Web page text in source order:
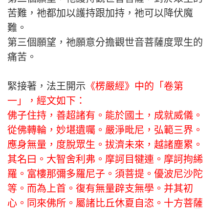
苦難，祂都加以護持跟加持，祂可以降伏魔
難。
第三個願望，祂願意分擔觀世音菩薩度眾生的
痛苦。
緊接著，法王開示 《楞嚴經》中的「卷第
一」，經文如下：
佛子住持，善超諸有。能於國土，成就威儀。
從佛轉輪，妙堪遺囑。嚴淨毗尼，弘範三界。
應身無量，度脫眾生。拔濟未來，越諸塵累。
其名曰。大智舍利弗。摩訶目犍連。摩訶拘絺
羅。富樓那彌多羅尼子。須菩提。優波尼沙陀
等。而為上首。復有無量辟支無學。并其初
心。同來佛所。屬諸比丘休夏自恣。十方菩薩